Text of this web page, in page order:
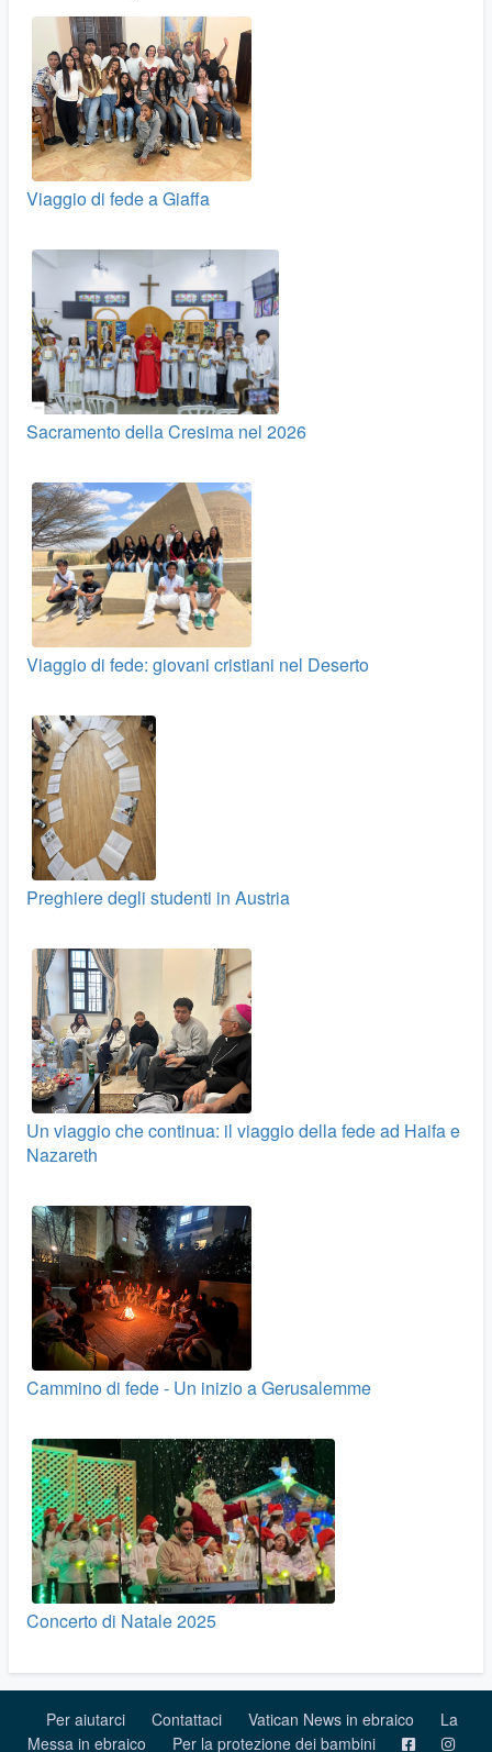
Viaggio di fede a Giaffa
Sacramento della Cresima nel 2026
Viaggio di fede: giovani cristiani nel Deserto
Preghiere degli studenti in Austria
Un viaggio che continua: il viaggio della fede ad Haifa e
Nazareth
Cammino di fede - Un inizio a Gerusalemme
Concerto di Natale 2025
Per aiutarci Contattaci Vatican News in ebraico
La
Messa in ebraico
Per la protezione dei bambini